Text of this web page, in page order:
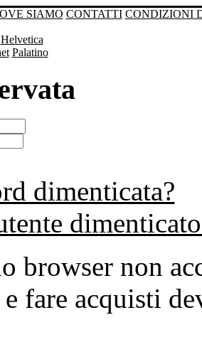
SIAMO CONTATTI CONDIZIONI
Helvetica
Palatino
dimenticata?
browser non
fare acquisti